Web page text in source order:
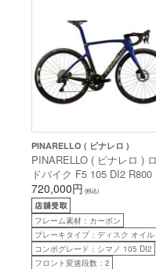
PINARELLO ( ピナレロ )
PINARELLO ( ピナレロ )
ドバイク F5 105 DI2 R800
R7170系 Di2 12s/ FULCRUM
R800) J010 ミッドナイト
ー ゴールド 【日本限定カラ
ー】 43 (身長目安155cm前
720,000円 (税込)
フレーム素材：カーボン
ブレーキタイプ：ディスク オイル
コンポグレード：シマノ 105 DI2
フロント変速段数：2